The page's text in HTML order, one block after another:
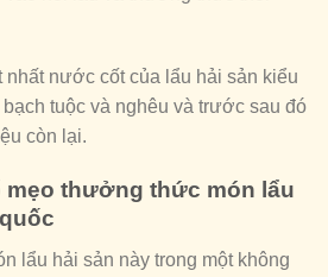
nước cốt của lẩu hải sản kiểu
tuộc và nghêu và trước sau đó
còn lại.
mẹo thưởng thức món lẩu
lẩu hải sản này trong một không